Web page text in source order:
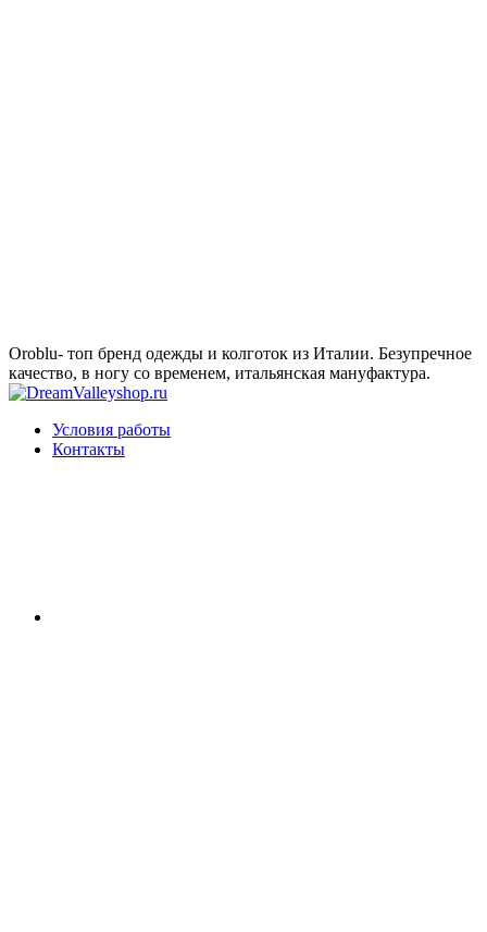
Oroblu- топ бренд одежды и колготок из Италии. Безупречное
качество, в ногу со временем, итальянская мануфактура.
Условия работы
Контакты